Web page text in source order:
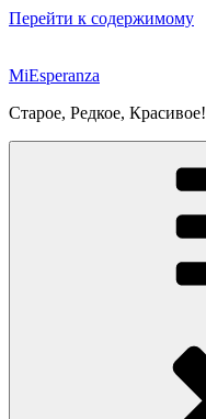
Перейти к содержимому
MiEsperanza
Старое, Редкое, Красивое!